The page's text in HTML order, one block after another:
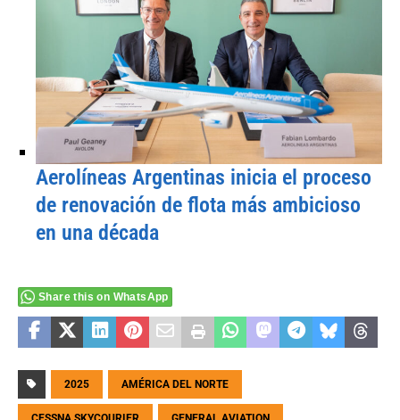
Aerolíneas Argentinas inicia el proceso
de renovación de flota más ambicioso
en una década
Share this on WhatsApp
2025 AMÉRICA DEL NORTE